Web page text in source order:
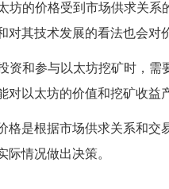
坊的价格受到市场供求关
对其技术发展的看法也会对
资和参与以太坊挖矿时，需
对以太坊的价值和挖矿收益
格是根据市场供求关系和交
际情况做出决策。